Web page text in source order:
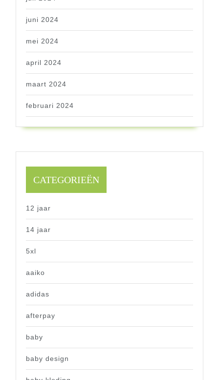
juni 2024
mei 2024
april 2024
maart 2024
februari 2024
CATEGORIEËN
12 jaar
14 jaar
5xl
aaiko
adidas
afterpay
baby
baby design